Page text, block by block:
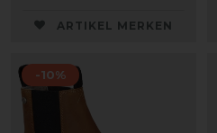
ARTIKEL MERKEN
-10%